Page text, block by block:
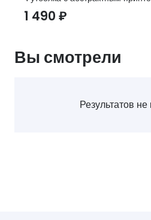
1 490 ₽
Вы смотрели
Результатов